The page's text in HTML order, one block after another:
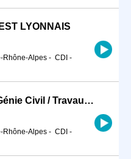
LYONNAIS
Rhône-Alpes - CDI -
Ingénieur Etudes de Prix Génie Civil / Travaux Spéciaux (H/F)
Rhône-Alpes - CDI -